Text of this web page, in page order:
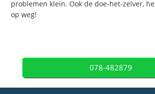
problemen klein. Ook de doe-het-zelver,
op weg!
078-482879